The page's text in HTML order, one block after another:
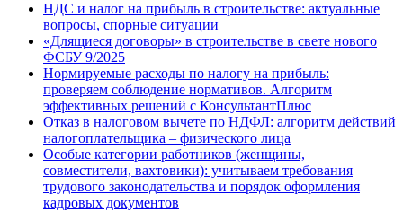
НДС и налог на прибыль в строительстве: актуальные
вопросы, спорные ситуации
«Длящиеся договоры» в строительстве в свете нового
ФСБУ 9/2025
Нормируемые расходы по налогу на прибыль:
проверяем соблюдение нормативов. Алгоритм
эффективных решений с КонсультантПлюс
Отказ в налоговом вычете по НДФЛ: алгоритм действий
налогоплательщика – физического лица
Особые категории работников (женщины,
совместители, вахтовики): учитываем требования
трудового законодательства и порядок оформления
кадровых документов